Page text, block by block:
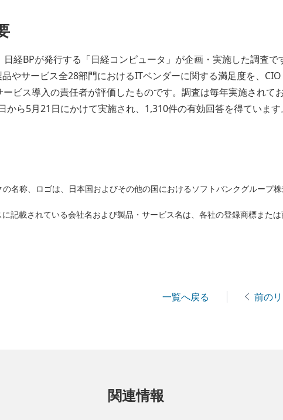
経BPが発行する「日経コンピュータ」が企画・実施した調査で
やサービス全28部門におけるITベンダーに関する満足度を、
ビス導入の責任者が評価したものです。調査は毎年実施されて
から5月21日にかけて実施され、1,310件の有効回答を得ていま
名称、ロゴは、日本国およびその他の国におけるソフトバンクグループ
記載されている会社名および製品・サービス名は、各社の登録商標または
一覧へ戻る 前の
関連情報